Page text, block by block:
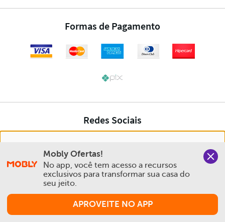
experiência na Mobly. Quando você navega no nosso site,
aceita esta condição
Política de Privacidade e Cookies
Mobly Ofertas!
No app, você tem acesso a recursos
exclusivos para transformar sua casa do
seu jeito.
APROVEITE NO APP